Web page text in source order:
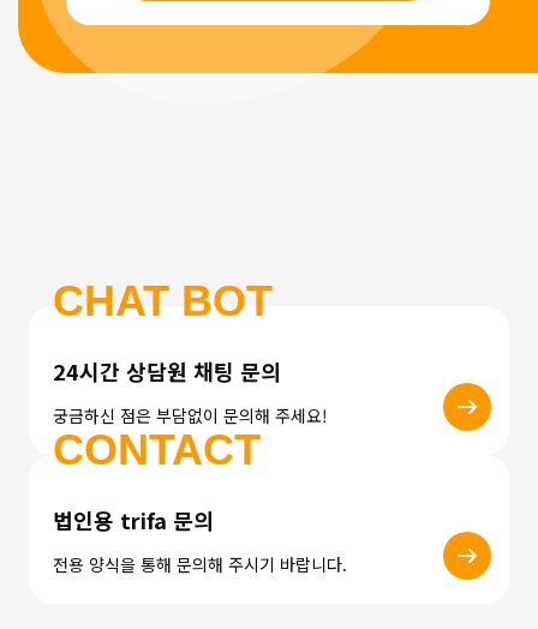
CHAT BOT
24시간 상담원 채팅 문의
궁금하신 점은 부담없이 문의해 주세요!
CONTACT
법인용 trifa 문의
전용 양식을 통해 문의해 주시기 바랍니다.